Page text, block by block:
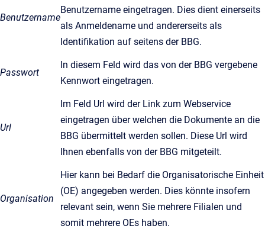
Benutzername
Benutzername eingetragen. Dies dient einerseits
als Anmeldename und andererseits als
Identifikation auf seitens der BBG.
Passwort
In diesem Feld wird das von der BBG vergebene
Kennwort eingetragen.
Url
Im Feld Url wird der Link zum Webservice
eingetragen über welchen die Dokumente an die
BBG übermittelt werden sollen. Diese Url wird
Ihnen ebenfalls von der BBG mitgeteilt.
Organisation
Hier kann bei Bedarf die Organisatorische Einheit
(OE) angegeben werden. Dies könnte insofern
relevant sein, wenn Sie mehrere Filialen und
somit mehrere OEs haben.